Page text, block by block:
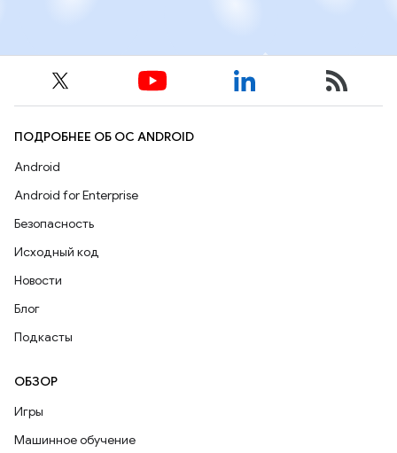
ПОДРОБНЕЕ ОБ ОС ANDROID
Android
Android for Enterprise
Безопасность
Исходный код
Новости
Блог
Подкасты
ОБЗОР
Игры
Машинное обучение